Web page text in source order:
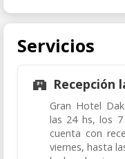
Servicios
Recepción
Gran Hotel
las 24 hs, los
cuenta con
viernes, hasta